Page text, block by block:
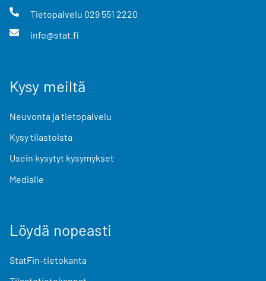
Tietopalvelu 029 551 2220
info@stat.fi
Kysy meiltä
Neuvonta ja tietopalvelu
Kysy tilastoista
Usein kysytyt kysymykset
Medialle
Löydä nopeasti
StatFin-tietokanta